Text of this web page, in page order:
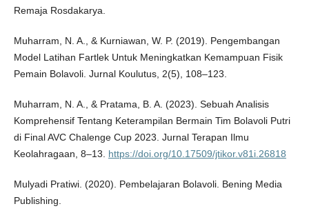
Remaja Rosdakarya.
Muharram, N. A., & Kurniawan, W. P. (2019). Pengembangan
Model Latihan Fartlek Untuk Meningkatkan Kemampuan Fisik
Pemain Bolavoli. Jurnal Koulutus, 2(5), 108–123.
Muharram, N. A., & Pratama, B. A. (2023). Sebuah Analisis
Komprehensif Tentang Keterampilan Bermain Tim Bolavoli Putri
di Final AVC Chalenge Cup 2023. Jurnal Terapan Ilmu
Keolahragaan, 8–13. https://doi.org/10.17509/jtikor.v81i.26818
Mulyadi Pratiwi. (2020). Pembelajaran Bolavoli. Bening Media
Publishing.